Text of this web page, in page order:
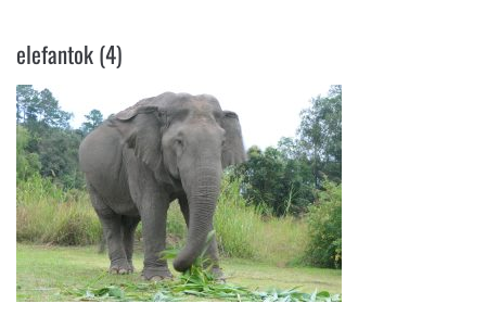
elefantok (4)